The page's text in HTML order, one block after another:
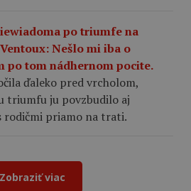
po triumfe na
Nešlo mi iba o
po tom nádhernom pocite.
ďaleko pred vrcholom,
triumfu ju povzbudilo aj
rodičmi priamo na trati.
Zobraziť viac